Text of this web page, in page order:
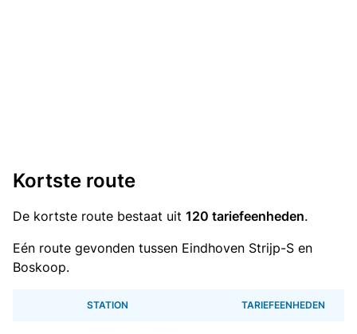
Kortste route
De kortste route bestaat uit 120 tariefeenheden.
Eén route gevonden tussen Eindhoven Strijp-S en
Boskoop.
STATION TARIEFEENHEDEN